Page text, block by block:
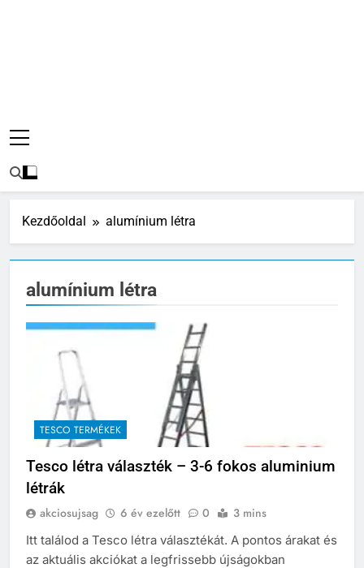
Kezdőoldal alumínium létra
alumínium létra
TESCO TERMÉKEK
Tesco létra választék – 3-6 fokos aluminium
létrák
akciosujsag 6 év ezelőtt 0 3 mins
Itt találod a Tesco létra választékát. A pontos árakat és
az aktuális akciókat a legfrissebb újságokban